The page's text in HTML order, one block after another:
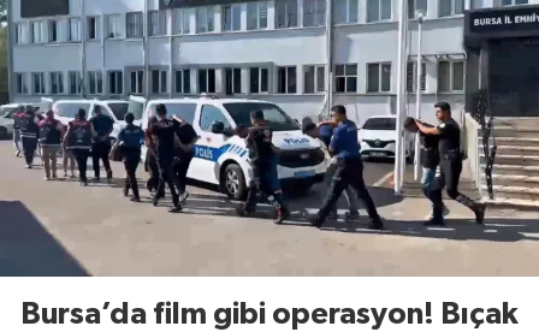
Bursa’da film gibi operasyon! Bıçak